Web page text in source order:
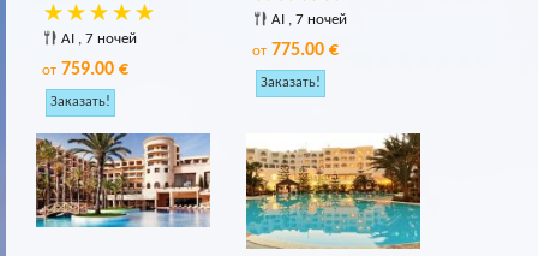
AI , 7 ночей
от 759.00 €
AI , 7 ночей
от 775.00 €